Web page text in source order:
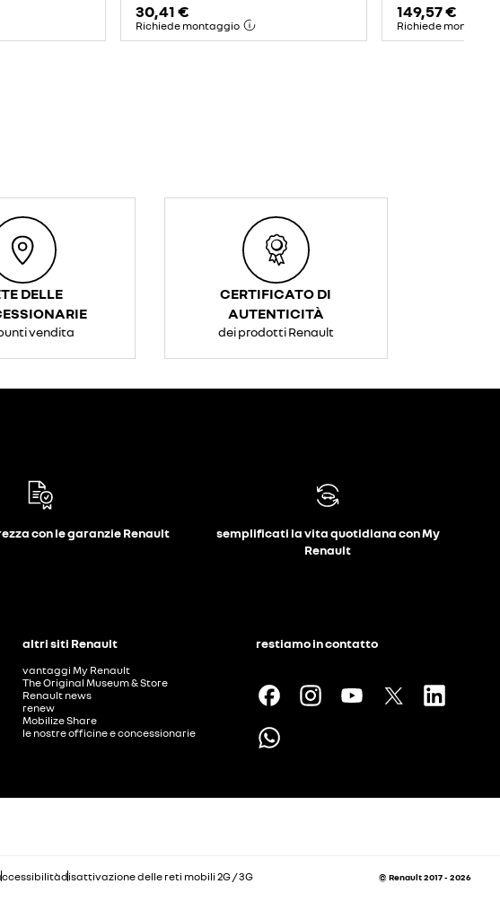
30,41 €
Richiede montaggio
149,57 €
Richiede montaggio
DELLE
vendita
CERTIFICATO DI
AUTENTICITÀ
dei prodotti Renault
con le garanzie Renault
semplificati la vita quotidiana con My
Renault
altri siti Renault
vantaggi My Renault
The Original Museum & Store
Renault news
renew
Mobilize Share
le nostre officine e concessionarie
restiamo in contatto
disattivazione delle reti mobili 2G / 3G © Renault 2017 - 2026